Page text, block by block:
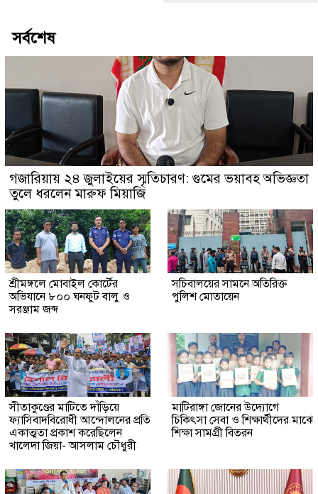
সর্বশেষ
গজারিয়ায় ২৪ জুলাইয়ের স্মৃতিচারণ: গুমের ভয়াবহ অভিজ্ঞতা
তুলে ধরলেন মারুফ মিয়াজি
শ্রীমঙ্গলে মোবাইল কোর্টের
অভিযানে ৮০০ ঘনফুট বালু ও
সরঞ্জাম জব্দ
সচিবালয়ের সামনে অতিরিক্ত
পুলিশ মোতায়েন
সীতাকুণ্ডের মাটিতে দাঁড়িয়ে
ফ্যাসিবাদবিরোধী আন্দোলনের প্রতি
একাত্মতা প্রকাশ করেছিলেন
খালেদা জিয়া- আসলাম চৌধুরী
মাটিরাঙ্গা জোনের উদ্যোগে
চিকিৎসা সেবা ও শিক্ষার্থীদের মাঝে
শিক্ষা সামগ্রী বিতরন